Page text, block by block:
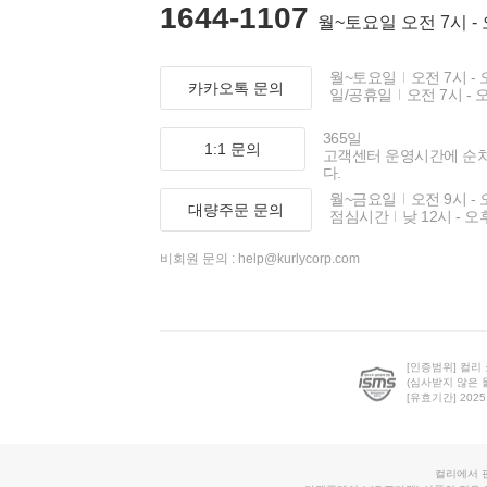
1644-1107 월~토요일 오전 7시 -
카카오톡 문의
월~토요일
오전 7시 -
일/공휴일
오전 7시 -
1:1 문의
365일
고객센터 운영시간에 순
다.
대량주문 문의
월~금요일
오전 9시 -
점심시간
낮 12시 - 오
비회원 문의 : help@kurlycorp.com
[인증범위] 컬리
(심사받지 않은
[유효기간]
컬리에서